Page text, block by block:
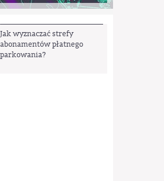
Jak wyznaczać strefy
abonamentów płatnego
parkowania?